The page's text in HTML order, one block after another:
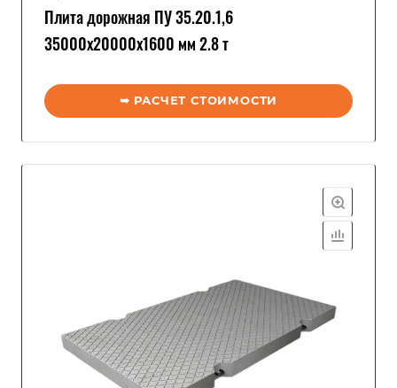
Плита дорожная ПУ 35.20.1,6
35000x20000x1600 мм 2.8 т
➥ РАСЧЕТ СТОИМОСТИ